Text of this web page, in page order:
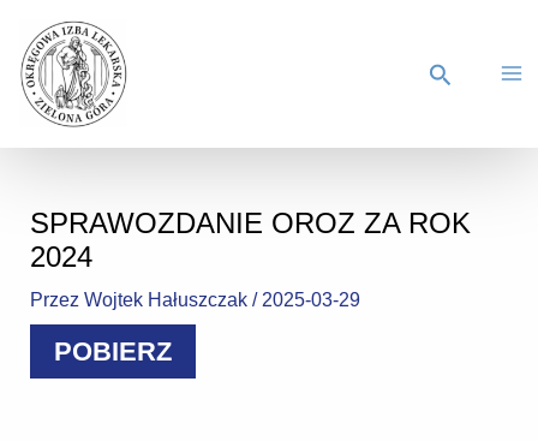
SPRAWOZDANIE OROZ ZA ROK
2024
PrzezWojtek Hałuszczak/ 2025-03-29
POBIERZ